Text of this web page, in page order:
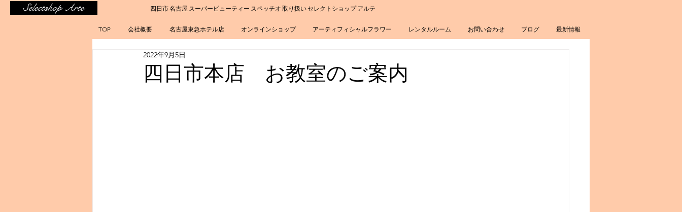
Selectshop Arte 四日市 名古屋 スーパービューティー スペッチオ 取り扱い セレクトショップ アルテ
TOP 会社概要 名古屋東急ホテル店 オンラインショップ アーティフィシャルフラワー レンタルルーム お問い合わせ ブログ 最新情報
四日市本店 お教室のご案内
2022年9月5日